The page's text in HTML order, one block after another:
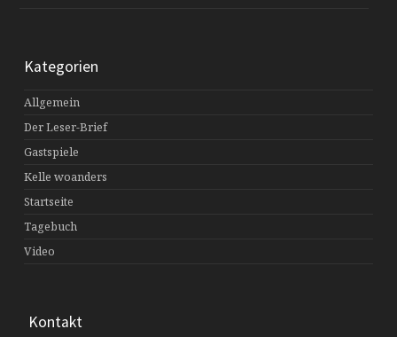
Kategorien
Allgemein
Der Leser-Brief
Gastspiele
Kelle woanders
Startseite
Tagebuch
Video
Kontakt